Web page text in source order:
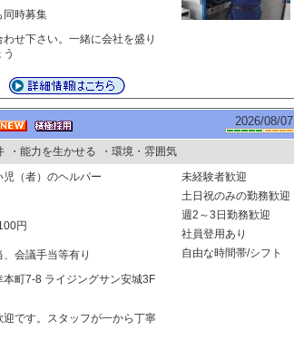
同時募集
せ下さい。一緒に会社を盛り
2026/08/07
・能力を生かせる
・環境・雰囲気
（者）のヘルパー
円
会議手当等有り
町7-8 ライジングサン安城3F
です。スタッフが一から丁寧
未経験者歓迎
土日祝のみの勤務歓迎
週2～3日勤務歓迎
社員登用あり
自由な時間帯/シフト